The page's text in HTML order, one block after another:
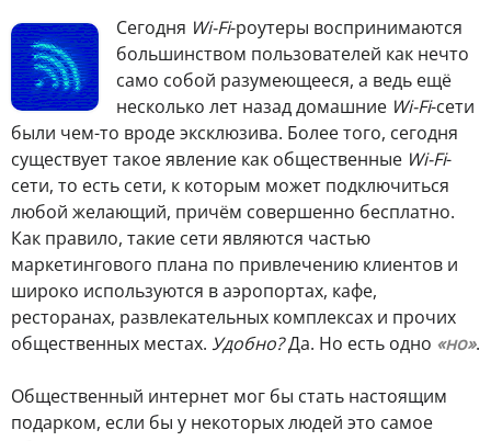
Сегодня Wi-Fi-роутеры воспринимаются
большинством пользователей как нечто
само собой разумеющееся, а ведь ещё
несколько лет назад домашние Wi-Fi-сети
были чем-то вроде эксклюзива. Более того, сегодня
существует такое явление как общественные Wi-Fi-
сети, то есть сети, к которым может подключиться
любой желающий, причём совершенно бесплатно.
Как правило, такие сети являются частью
маркетингового плана по привлечению клиентов и
широко используются в аэропортах, кафе,
ресторанах, развлекательных комплексах и прочих
общественных местах. Удобно?Да. Но есть одно «но».
Общественный интернет мог бы стать настоящим
подарком, если бы у некоторых людей это самое